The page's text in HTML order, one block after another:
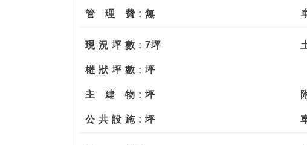
管 理 費 : 無
現 況 坪 數 : 7坪
權 狀 坪 數 : 坪
主 建 物 : 坪
公 共 設 施 : 坪